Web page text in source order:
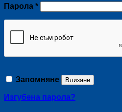
Парола *Задължително
Запомняне Влизане
Изгубена парола?